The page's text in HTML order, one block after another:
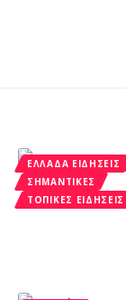
ΕΛΛΆΔΑ ΕΙΔΉΣΕΙΣ
ΣΗΜΑΝΤΙΚΈΣ
ΤΟΠΙΚΈΣ ΕΙΔΉΣΕΙΣ